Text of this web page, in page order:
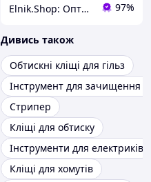
Elnik.Shop: Оптово-роздрібна компанія 97%
Дивись також
Обтискні кліщі для гільз
Інструмент для зачищення
Стрипер
Кліщі для обтиску
Інструменти для електриків
Кліщі для хомутів